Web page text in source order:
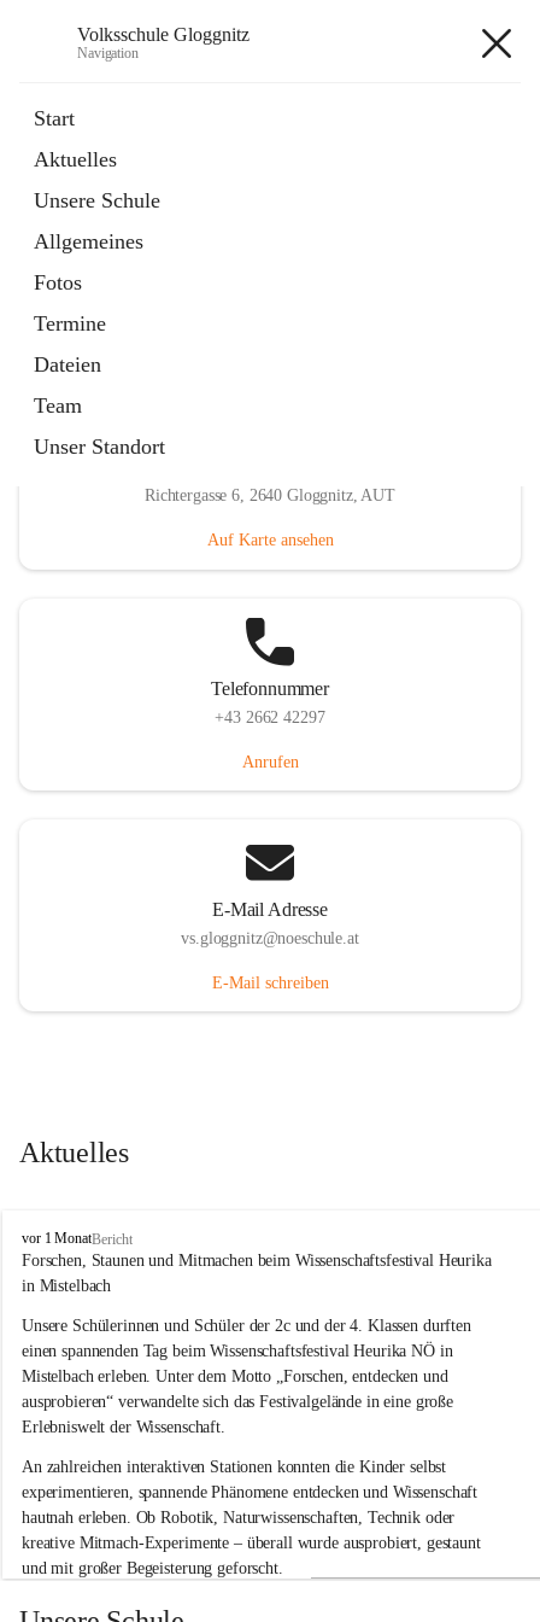
Volksschule Gloggnitz
Navigation
Start
Aktuelles
Unsere Schule
Allgemeines
Fotos
Termine
Dateien
Team
Unser Standort
Seite
in
Tab
Elternverein
öffnet
in
neuem
Tab
Richtergasse 6, 2640 Gloggnitz, AUT
Auf Karte ansehen
Telefonnummer
+43 2662 42297
Anrufen
E-Mail Adresse
vs.gloggnitz@noeschule.at
E-Mail schreiben
Aktuelles
V
o
l
s
s
c
u
l
e
G
l
o
g
g
n
i
vor 1 MonatBericht
Forschen, Staunen und Mitmachen beim Wissenschaftsfestival Heurika
in Mistelbach
Unsere Schülerinnen und Schüler der 2c und der 4. Klassen durften
einen spannenden Tag beim Wissenschaftsfestival Heurika NÖ in
Mistelbach erleben. Unter dem Motto „Forschen, entdecken und
ausprobieren“ verwandelte sich das Festivalgelände in eine große
Erlebniswelt der Wissenschaft.
An zahlreichen interaktiven Stationen konnten die Kinder selbst
experimentieren, spannende Phänomene entdecken und Wissenschaft
hautnah erleben. Ob Robotik, Naturwissenschaften, Technik oder
kreative Mitmach-Experimente – überall wurde ausprobiert, gestaunt
und mit großer Begeisterung geforscht.
Besonders beeindruckend war, dass Wissenschaftlerinnen und